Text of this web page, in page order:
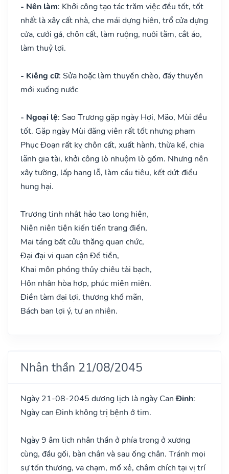
- Nên làm: Khởi công tạo tác trăm việc đều tốt, tốt
nhất là xây cất nhà, che mái dựng hiên, trổ cửa dựng
cửa, cưới gả, chôn cất, làm ruộng, nuôi tằm, cắt áo,
làm thuỷ lợi.
- Kiêng cữ: Sửa hoặc làm thuyền chèo, đẩy thuyền
mới xuống nước
- Ngoại lệ: Sao Trương gặp ngày Hợi, Mão, Mùi đều
tốt. Gặp ngày Mùi đăng viên rất tốt nhưng phạm
Phục Đoạn rất kỵ chôn cất, xuất hành, thừa kế, chia
lãnh gia tài, khởi công lò nhuộm lò gốm. Nhưng nên
xây tường, lấp hang lỗ, làm cầu tiêu, kết dứt điều
hung hại.
Trương tinh nhật hảo tạo long hiên,
Niên niên tiện kiến tiến trang điền,
Mai táng bất cửu thăng quan chức,
Đại đại vi quan cận Đế tiền,
Khai môn phóng thủy chiêu tài bạch,
Hôn nhân hòa hợp, phúc miên miên.
Điền tàm đại lợi, thương khố mãn,
Bách ban lợi ý, tự an nhiên.
Nhân thần 21/08/2045
Ngày 21-08-2045 dương lịch là ngày CanĐinh:
Ngày can Đinh không trị bệnh ở tim.
Ngày 9 âm lịch nhân thần ở phía trong ở xương
cùng, đầu gối, bàn chân và sau ống chân. Tránh mọi
sự tổn thương, va chạm, mổ xẻ, châm chích tại vị trí